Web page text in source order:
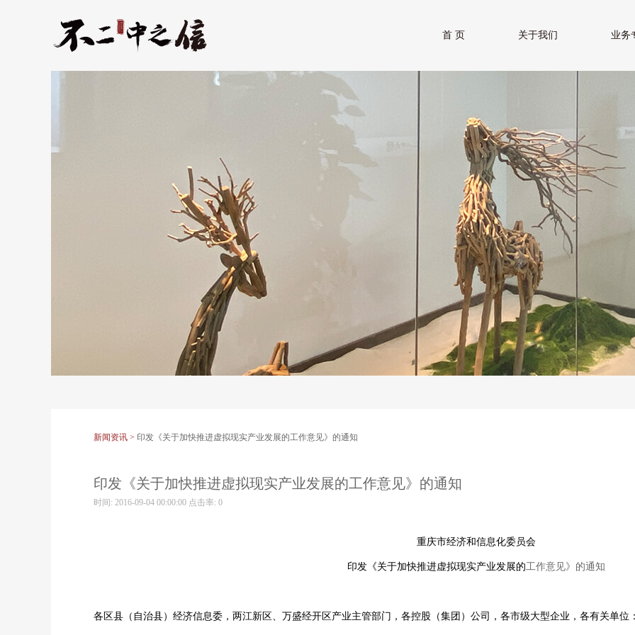
首 页 关于我们 业务
新闻资讯 > 印发《关于加快推进虚拟现实产业发展的工作意见》的通知
印发《关于加快推进虚拟现实产业发展的工作意见》的通知
时间: 2016-09-04 00:00:00 点击率: 0
重庆市经济和信息化委员会
印发《关于加快推进虚拟现实产业发展的工作意见》的通知
各区县（自治县）经济信息委，两江新区、万盛经开区产业主管部门，各控股（集团）公司，各市级大型企业，各有关单位